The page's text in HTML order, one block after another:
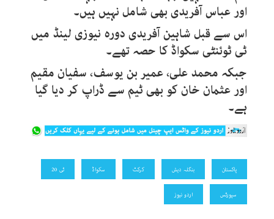
اور عباس آفریدی بھی شامل نہیں ہیں۔
اس سے قبل شاہین آفریدی دورہ نیوزی لینڈ میں
ٹی ٹوئنٹی سکواڈ کا حصہ تھے۔
جبکہ محمد علی، عمیر بن یوسف، سفیان مقیم
اور عثمان خان کو بھی ٹیم سے ڈراپ کر دیا گیا
ہے۔
پاکستان بنگلہ دیش کرکٹ سکواڈ ٹی 20
سپورٹس اردو نیوز